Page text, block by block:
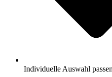
Individuelle Auswahl